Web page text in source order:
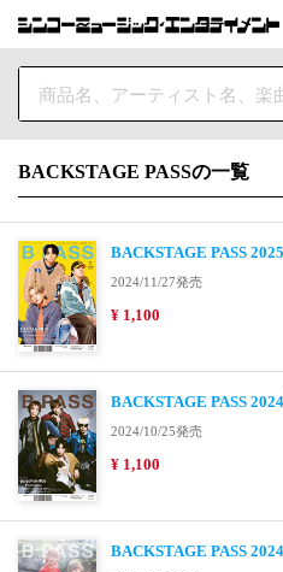
BACKSTAGE PASSの一覧
BACKSTAGE PASS
2024/11/27発売
¥ 1,100
BACKSTAGE PASS
2024/10/25発売
¥ 1,100
BACKSTAGE PASS